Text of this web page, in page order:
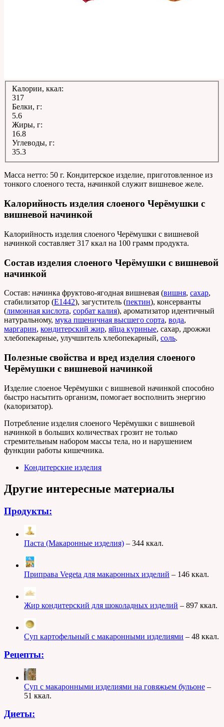
Калории, ккал:
317
Белки, г:
5.6
Жиры, г:
16.8
Углеводы, г:
35.3
Масса нетто: 50 г. Кондитерское изделие, приготовленное из
тонкого слоеного теста, начинкой служит вишневое желе.
Калорийность изделия слоеного Черёмушки с
вишневой начинкой
Калорийность изделия слоеного Черёмушки с вишневой
начинкой составляет 317 ккал на 100 грамм продукта.
Состав изделия слоеного Черёмушки с вишневой
начинкой
Состав: начинка фруктово-ягодная вишневая (вишня, сахар,
стабилизатор (Е1442), загуститель (пектин), консерванты
(лимонная кислота, сорбат калия), ароматизатор идентичный
натуральному, мука пшеничная высшего сорта, вода,
маргарин, кондитерский жир, яйца куриные, сахар, дрожжи
хлебопекарные, улучшитель хлебопекарный, соль.
Полезные свойства и вред изделия слоеного
Черёмушки с вишневой начинкой
Изделие слоеное Черёмушки с вишневой начинкой способно
быстро насытить организм, помогает восполнить энергию
(калоризатор).
Потребление изделия слоеного Черёмушки с вишневой
начинкой в больших количествах грозит не только
стремительным набором массы тела, но и нарушением
функции работы кишечника.
Кондитерские изделия
Другие интересные материалы
Продукты:
Паста (Макаронные изделия) – 344 ккал.
Приправа Vegeta для макаронных изделий – 146 ккал.
Жир кондитерский для шоколадных изделий – 897 ккал.
Суп картофельный с макаронными изделиями – 48 ккал.
Рецепты:
Суп с макаронными изделиями на говяжьем бульоне –
51 ккал.
Диеты: